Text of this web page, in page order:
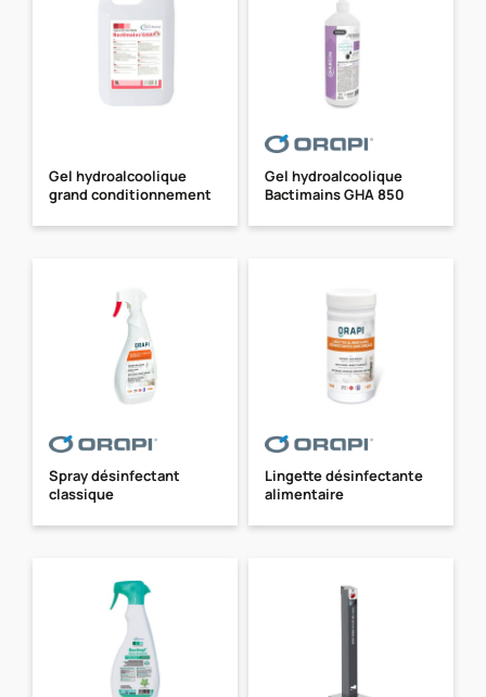
Gel hydroalcoolique
grand conditionnement
Gel hydroalcoolique
Bactimains GHA 850
Spray désinfectant
classique
Lingette désinfectante
alimentaire